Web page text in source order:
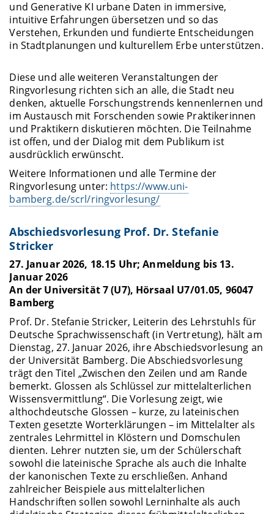
und Generative KI urbane Daten in immersive,
intuitive Erfahrungen übersetzen und so das
Verstehen, Erkunden und fundierte Entscheidungen
in Stadtplanungen und kulturellem Erbe unterstützen.
Diese und alle weiteren Veranstaltungen der
Ringvorlesung richten sich an alle, die Stadt neu
denken, aktuelle Forschungstrends kennenlernen und
im Austausch mit Forschenden sowie Praktikerinnen
und Praktikern diskutieren möchten. Die Teilnahme
ist offen, und der Dialog mit dem Publikum ist
ausdrücklich erwünscht.
Weitere Informationen und alle Termine der
Ringvorlesung unter: https://www.uni-
bamberg.de/scrl/ringvorlesung/
Abschiedsvorlesung Prof. Dr. Stefanie
Stricker
27. Januar 2026, 18.15 Uhr; Anmeldung bis 13.
Januar 2026
An der Universität 7 (U7), Hörsaal U7/01.05, 96047
Bamberg
Prof. Dr. Stefanie Stricker, Leiterin des Lehrstuhls für
Deutsche Sprachwissenschaft (in Vertretung), hält am
Dienstag, 27. Januar 2026, ihre Abschiedsvorlesung an
der Universität Bamberg. Die Abschiedsvorlesung
trägt den Titel „Zwischen den Zeilen und am Rande
bemerkt. Glossen als Schlüssel zur mittelalterlichen
Wissensvermittlung“. Die Vorlesung zeigt, wie
althochdeutsche Glossen – kurze, zu lateinischen
Texten gesetzte Worterklärungen – im Mittelalter als
zentrales Lehrmittel in Klöstern und Domschulen
dienten. Lehrer nutzten sie, um der Schülerschaft
sowohl die lateinische Sprache als auch die Inhalte
der kanonischen Texte zu erschließen. Anhand
zahlreicher Beispiele aus mittelalterlichen
Handschriften sollen sowohl Lerninhalte als auch